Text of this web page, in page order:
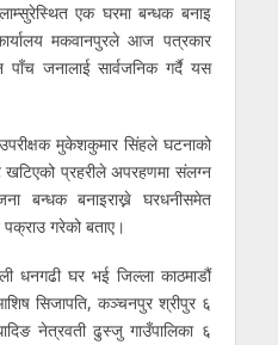
एक घरमा बन्धक बनाइ
मकवानपुरले आज पत्रकार
जनालाई सार्वजनिक गर्दै यस
मुकेशकुमार सिंहले घटनाको
खटिएको प्रहरीले अपरहणमा संलग्न
बन्धक बनाइराख्ने घरधनीसमेत
गरेको बताए।
धनगढी घर भई जिल्ला काठमाडौं
सिजापति, कञ्चनपुर श्रीपुर ६
नेत्रवती ढुस्जु गाउँपालिका ६